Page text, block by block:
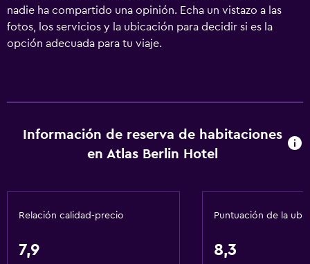
nadie ha compartido una opinión. Echa un vistazo a las
fotos, los servicios y la ubicación para decidir si es la
opción adecuada para tu viaje.
Información de reserva de habitaciones
en Atlas Berlin Hotel
Relación calidad-precio
7,9
Puntuación de la
8,3